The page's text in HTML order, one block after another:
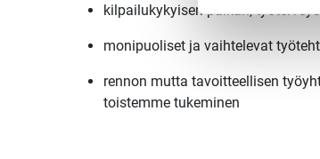
kilpailukykyisen palkan,
monipuoliset ja vaihtelevat
rennon mutta tavoitteellisen
toistemme tukeminen